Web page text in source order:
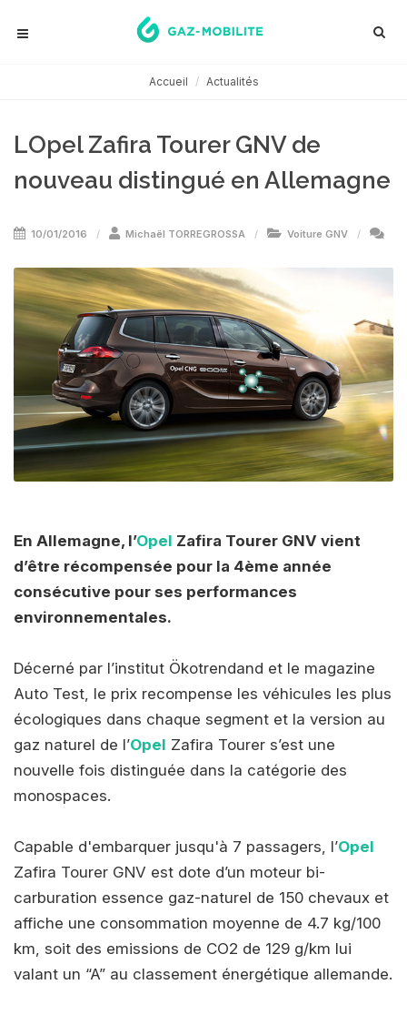
Accueil Actualités
LOpel Zafira Tourer GNV de
nouveau distingué en Allemagne
10/01/2016 Michaël TORREGROSSA Voiture GNV
En Allemagne, l’Opel Zafira Tourer GNV vient
d’être récompensée pour la 4ème année
consécutive pour ses performances
environnementales.
Décerné par l’institut Ökotrendand et le magazine
Auto Test, le prix recompense les véhicules les plus
écologiques dans chaque segment et la version au
gaz naturel de l’Opel Zafira Tourer s’est une
nouvelle fois distinguée dans la catégorie des
monospaces.
Capable d'embarquer jusqu'à 7 passagers, l’Opel
Zafira Tourer GNV est dote d’un moteur bi-
carburation essence gaz-naturel de 150 chevaux et
affiche une consommation moyenne de 4.7 kg/100
km, soit des emissions de CO2 de 129 g/km lui
valant un “A” au classement énergétique allemande.